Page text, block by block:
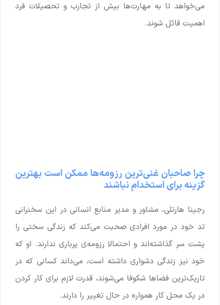
می‌خواهد تا به مهارت‌ها بیش از تجارب و تحصیلات فرد
اهمیت قائل شوند.
چرا صاحبان غنی‌ترین رزومه‌ها ممکن است بهترین
گزینه برای استخدام نباشند
رجینا هارتلی، مشاور و مدیر منابع انسانی در این سخنرانی
تد خود در مورد افرادی صحبت می‌کند که زندگی سختی را
پشت سر گذاشته‌اند و احتمالا رزومه‌ی پرباری ندارند. او که
خود نیز زندگی دشواری داشته است، می‌داند کسانی که در
تاریک‌ترین فضاها شکوفا می‌شوند، قدرت لازم برای کار کردن
در یک محل کار همواره در حال تغییر را دارند.